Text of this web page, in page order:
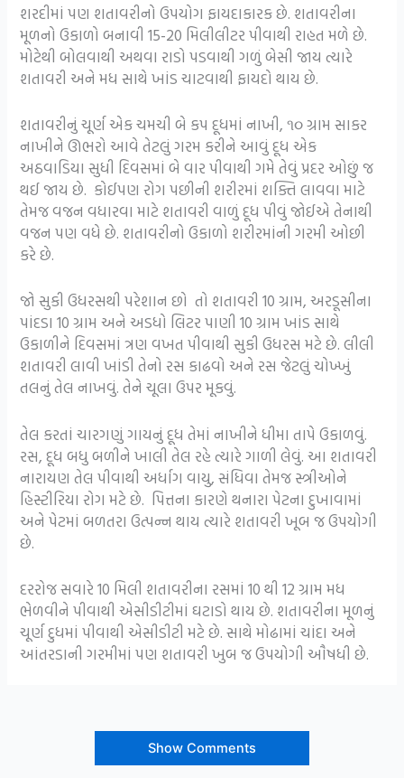
શરદીમાં પણ શતાવરીનો ઉપયોગ ફાયદાકારક છે. શતાવરીના
મૂળનો ઉકાળો બનાવી 15-20 મિલીલીટર પીવાથી રાહત મળે છે.
મોટેથી બોલવાથી અથવા રાડો પડવાથી ગળું બેસી જાય ત્યારે
શતાવરી અને મધ સાથે ખાંડ ચાટવાથી ફાયદો થાય છે.
શતાવરીનું ચૂર્ણ એક ચમચી બે કપ દૂધમાં નાખી, ૧૦ ગ્રામ સાકર
નાખીને ઊભરો આવે તેટલું ગરમ કરીને આવું દૂધ એક
અઠવાડિયા સુધી દિવસમાં બે વાર પીવાથી ગમે તેવું પ્રદર ઓછું જ
થઈ જાય છે. કોઈપણ રોગ પછીની શરીરમાં શક્તિ લાવવા માટે
તેમજ વજન વધારવા માટે શતાવરી વાળું દૂધ પીવું જોઈએ તેનાથી
વજન પણ વધે છે. શતાવરીનો ઉકાળો શરીરમાંની ગરમી ઓછી
કરે છે.
જો સુકી ઉધરસથી પરેશાન છો તો શતાવરી 10 ગ્રામ, અરડૂસીના
પાંદડા 10 ગ્રામ અને અડધો લિટર પાણી 10 ગ્રામ ખાંડ સાથે
ઉકાળીને દિવસમાં ત્રણ વખત પીવાથી સુકી ઉધરસ મટે છે. લીલી
શતાવરી લાવી ખાંડી તેનો રસ કાઢવો અને રસ જેટલું ચોખ્ખું
તલનું તેલ નાખવું. તેને ચૂલા ઉપર મૂકવું.
તેલ કરતાં ચારગણું ગાયનું દૂધ તેમાં નાખીને ધીમા તાપે ઉકાળવું.
રસ, દૂધ બધુ બળીને ખાલી તેલ રહે ત્યારે ગાળી લેવું. આ શતાવરી
નારાયણ તેલ પીવાથી અર્ધાગ વાયુ, સંધિવા તેમજ સ્ત્રીઓને
હિસ્ટીરિયા રોગ મટે છે. પિત્તના કારણે થનારા પેટના દુખાવામાં
અને પેટમાં બળતરા ઉત્પન્ન થાય ત્યારે શતાવરી ખૂબ જ ઉપયોગી
છે.
દરરોજ સવારે 10 મિલી શતાવરીના રસમાં 10 થી 12 ગ્રામ મધ
ભેળવીને પીવાથી એસીડીટીમાં ઘટાડો થાય છે. શતાવરીના મૂળનું
ચૂર્ણ દુધમાં પીવાથી એસીડીટી મટે છે. સાથે મોઢામાં ચાંદા અને
આંતરડાની ગરમીમાં પણ શતાવરી ખુબ જ ઉપયોગી ઔષધી છે.
Show Comments